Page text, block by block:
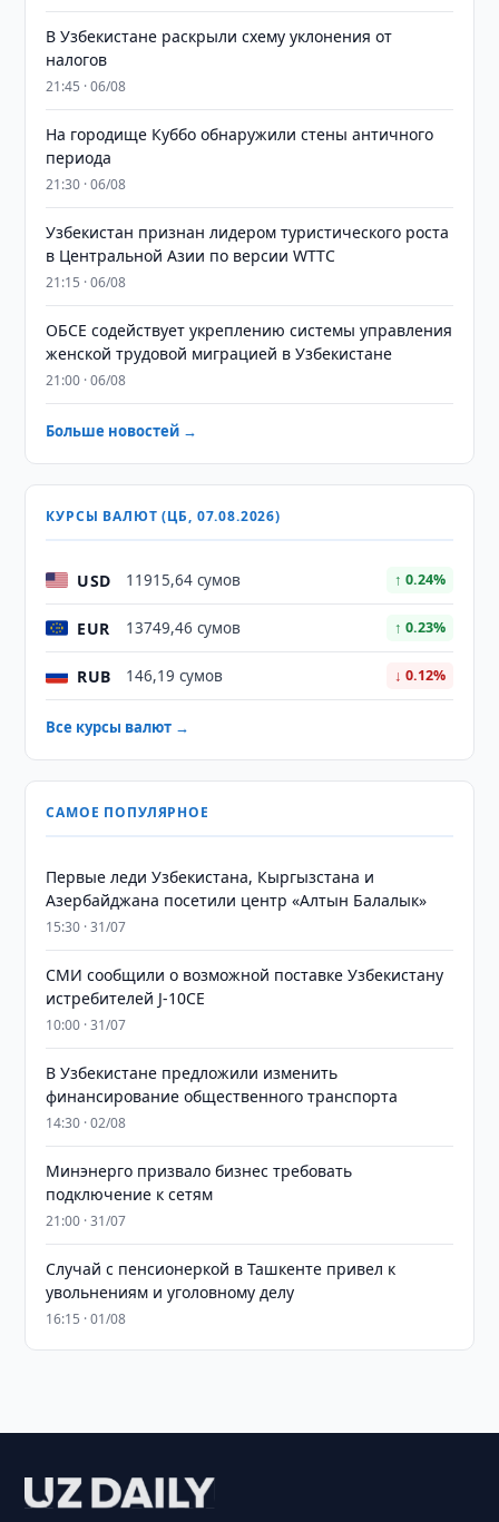
В Узбекистане раскрыли схему уклонения от
налогов
21:45 · 06/08
На городище Куббо обнаружили стены античного
периода
21:30 · 06/08
Узбекистан признан лидером туристического роста
в Центральной Азии по версии WTTC
21:15 · 06/08
ОБСЕ содействует укреплению системы управления
женской трудовой миграцией в Узбекистане
21:00 · 06/08
Больше новостей →
КУРСЫ ВАЛЮТ (ЦБ, 07.08.2026)
USD 11915,64 сумов ↑ 0.24%
EUR 13749,46 сумов ↑ 0.23%
RUB 146,19 сумов ↓ 0.12%
Все курсы валют →
САМОЕ ПОПУЛЯРНОЕ
Первые леди Узбекистана, Кыргызстана и
Азербайджана посетили центр «Алтын Балалык»
15:30 · 31/07
СМИ сообщили о возможной поставке Узбекистану
истребителей J-10CE
10:00 · 31/07
В Узбекистане предложили изменить
финансирование общественного транспорта
14:30 · 02/08
Минэнерго призвало бизнес требовать
подключение к сетям
21:00 · 31/07
Случай с пенсионеркой в Ташкенте привел к
увольнениям и уголовному делу
16:15 · 01/08